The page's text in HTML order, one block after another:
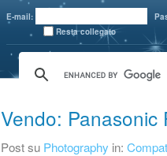
E-mail:
Resta collegato
Vendo: Panasonic
Post su Photography in: